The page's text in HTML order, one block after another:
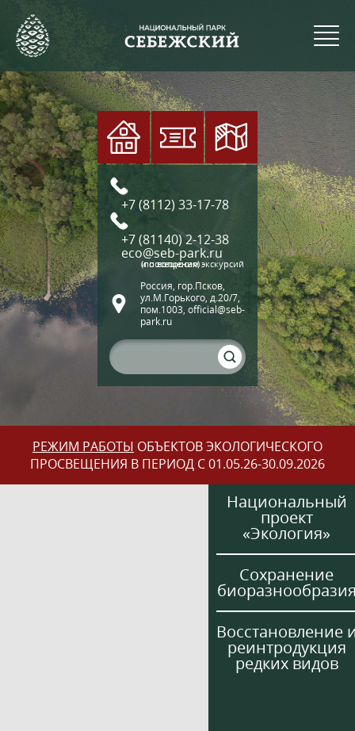
+7 (8112) 33-17-78
+7 (81140) 2-12-38
eco@seb-park.ru
(по вопросам экскурсий и посещения)
Россия, гор.Псков,
ул.М.Горького, д.20/7,
пом.1003, official@seb-
park.ru
РЕЖИМ РАБОТЫ ОБЪЕКТОВ ЭКОЛОГИЧЕСКОГО
ПРОСВЕЩЕНИЯ В ПЕРИОД С 01.05.26-30.09.2026
Национальный
проект
«Экология»
Сохранение
Восстановление
реинтродукция
редких видов